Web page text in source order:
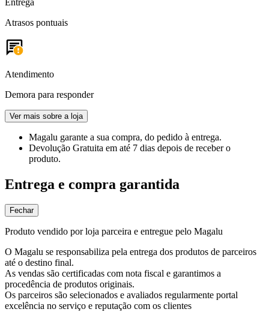
Atrasos pontuais
Atendimento
Demora para responder
Ver mais sobre a loja
Magalu garante a sua compra, do pedido à entrega.
Devolução Gratuita em até 7 dias depois de receber o
produto.
Entrega e compra garantida
Fechar
Produto vendido por loja parceira e entregue pelo Magalu
O Magalu se responsabiliza pela entrega dos produtos de parceiros
até o destino final.
As vendas são certificadas com nota fiscal e garantimos a
procedência de produtos originais.
Os parceiros são selecionados e avaliados regularmente portal
excelência no serviço e reputação com os clientes